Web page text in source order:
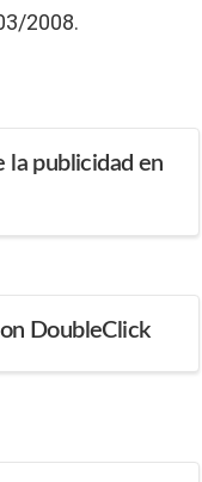
2008.
la publicidad en
DoubleClick